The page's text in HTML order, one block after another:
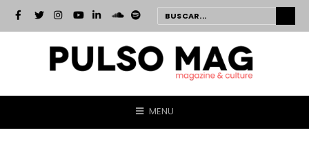
MENU